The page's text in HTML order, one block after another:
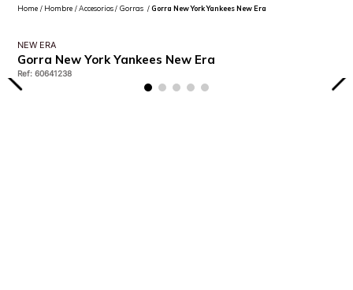
Hombre Accesorios Gorras Gorra New York Yankees New Era
NEW ERA
Gorra New York Yankees New Era
Ref:60641238